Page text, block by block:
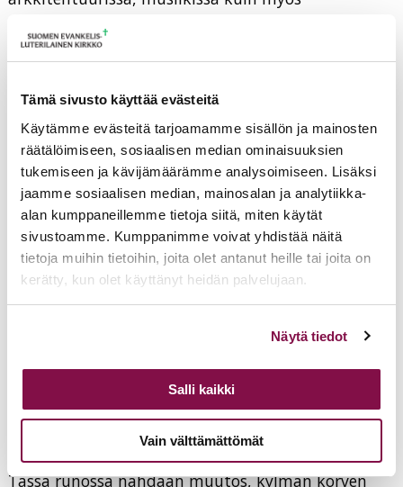
Tämä sivusto käyttää evästeitä
Käytämme evästeitä tarjoamamme sisällön ja mainosten
räätälöimiseen, sosiaalisen median ominaisuuksien
tukemiseen ja kävijämäärämme analysoimiseen. Lisäksi
jaamme sosiaalisen median, mainosalan ja analytiikka-
alan kumppaneillemme tietoja siitä, miten käytät
sivustoamme. Kumppanimme voivat yhdistää näitä
tietoja muihin tietoihin, joita olet antanut heille tai joita on
kerätty, kun olet käyttänyt heidän palvelujaan.
linkistä.
Näytä tiedot
Salli kaikki
Vain välttämättömät
runoudessa. Leino itse on esimerkki siitä. Mutta
samalla Leino runoissaan haluaa osoittaa
sivistykseen, mielen jalostumiseen, hyvään,
totuudelliseen ja oikeaan.
Niinpä tätä runoa ei voi lukea ainoastaan karuissa
oloissa elävän Suomen kansan itseylistyksenä. Siitä
ei saa nationalistista paatosta tyyliin ”me
selviämme, koska olemme maailman kansojen
joukossa ainutlaatuisia, vaikka olemmekin saaneet
muita huonommat lähtöpisteet”. Suomalaisessa
puettua ylemmyydentuntoa ja nöyryydeksi
naamioitua ylpeyttä. Sellaista vastaan Leino puhuu
monissa runoissaan, kun hän haaveilee siitä, että
Suomen kansa löytäisi suuruutensa henkisessä
Tässä runossa nähdään muutos, kylmän korven